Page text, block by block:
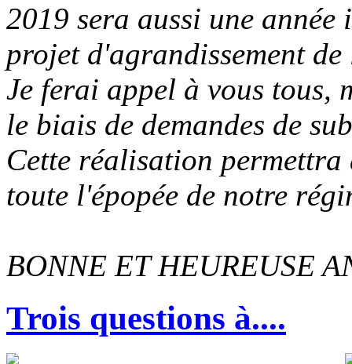
2019 sera aussi une
projet d'agrandissement
Je ferai appel à vous tous,
le biais de demandes de
Cette réalisation
toute l'épopée de notre
BONNE ET HEUREUSE
Trois questions à....